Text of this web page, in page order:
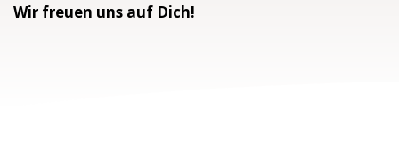
Wir freuen uns auf Dich!